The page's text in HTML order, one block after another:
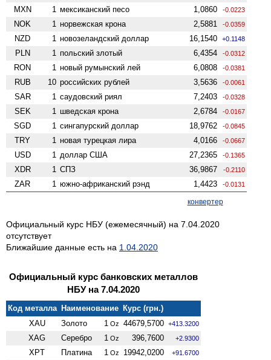
MXN 1 мексиканский песо 1,0860 -0.0223
NOK 1 норвежская крона 2,5881 -0.0359
NZD 1 ново­зеландский доллар 16,1540 +0.1148
PLN 1 польский злотый 6,4354 -0.0312
RON 1 новый румынский лей 6,0808 -0.0381
RUB 10 российских рублей 3,5636 -0.0061
SAR 1 саудовский риял 7,2403 -0.0328
SEK 1 шведская крона 2,6784 -0.0167
SGD 1 сингапурский доллар 18,9762 -0.0845
TRY 1 новая турецкая лира 4,0166 -0.0667
USD 1 доллар США 27,2365 -0.1365
XDR 1 СПЗ 36,9867 -0.2110
ZAR 1 южно-африканский рэнд 1,4423 -0.0131
конвертер
Официальный курс НБУ (ежемесячный) на 7.04.2020
отсутствует
Ближайшие данные есть на 1.04.2020
Официальный курс банковских металлов
НБУ на 7.04.2020
Код металла Наименование Курс (грн.)
XAU
Золото 1 Oz 44679,5700 +413.3200
XAG Серебро 1 Oz 396,7600 +2.9300
XPT Платина 1 Oz 19942,0200 +91.6700